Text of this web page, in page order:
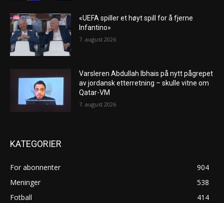
«UEFA spiller et høyt spill for å fjerne
Infantino»
7. august 2026
Varsleren Abdullah Ibhais på nytt pågrepet
av jordansk etterretning – skulle vitne om
Qatar-VM
7. august 2026
KATEGORIER
For abonnenter
904
Meninger
538
Fotball
414